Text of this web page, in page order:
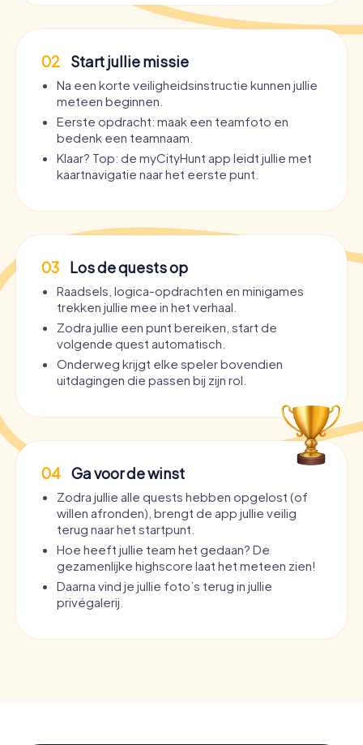
02 Start jullie missie
Na een korte veiligheidsinstructie kunnen jullie
meteen beginnen.
Eerste opdracht: maak een teamfoto en
bedenk een teamnaam.
Klaar? Top: de myCityHunt app leidt jullie met
kaartnavigatie naar het eerste punt.
03 Los de quests op
Raadsels, logica-opdrachten en minigames
trekken jullie mee in het verhaal.
Zodra jullie een punt bereiken, start de
volgende quest automatisch.
Onderweg krijgt elke speler bovendien
uitdagingen die passen bij zijn rol.
04 Ga voor de winst
Zodra jullie alle quests hebben opgelost (of
willen afronden), brengt de app jullie veilig
terug naar het startpunt.
Hoe heeft jullie team het gedaan? De
gezamenlijke highscore laat het meteen zien!
Daarna vind je jullie foto’s terug in jullie
privégalerij.